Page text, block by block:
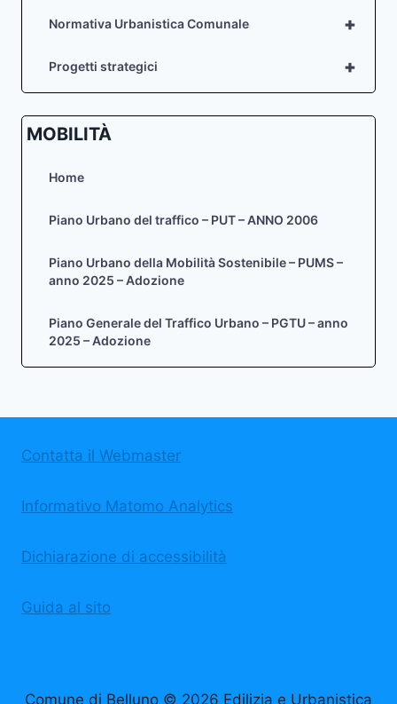
+
Normativa Urbanistica Comunale
+
Progetti strategici
MOBILITÀ
Home
Piano Urbano del traffico – PUT – ANNO 2006
Piano Urbano della Mobilità Sostenibile – PUMS –
anno 2025 – Adozione
Piano Generale del Traffico Urbano – PGTU – anno
2025 – Adozione
Contatta il Webmaster
Informativo Matomo Analytics
Dichiarazione di accessibilità
Guida al sito
Comune di Belluno © 2026 Edilizia e Urbanistica